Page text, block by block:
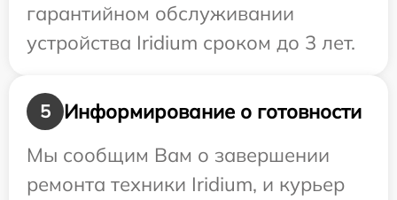
гарантийном обслуживании
устройства Iridium сроком до 3 лет.
5
Информирование о готовности
Мы сообщим Вам о завершении
ремонта техники Iridium, и курьер